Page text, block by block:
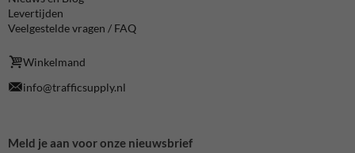
Levertijden
Veelgestelde vragen / FAQ
Winkelmand
info@trafficsupply.nl
Meld je aan voor onze nieuwsbrief